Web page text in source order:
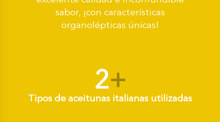
sabor, ¡con características
organolépticas únicas!
2+
Tipos de aceitunas italianas utilizadas